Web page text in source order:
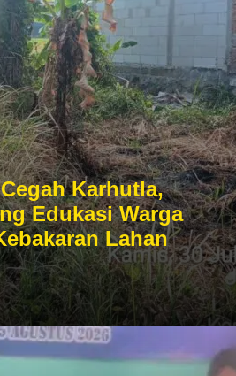
Karhutla,
Edukasi Warga
Lahan